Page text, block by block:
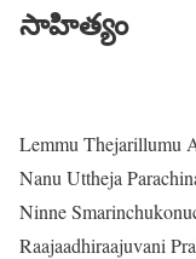
సాహిత్యం
Lemmu Thejarillumu
Nanu Uttheja
Ninne
Raajaadhiraajuvani